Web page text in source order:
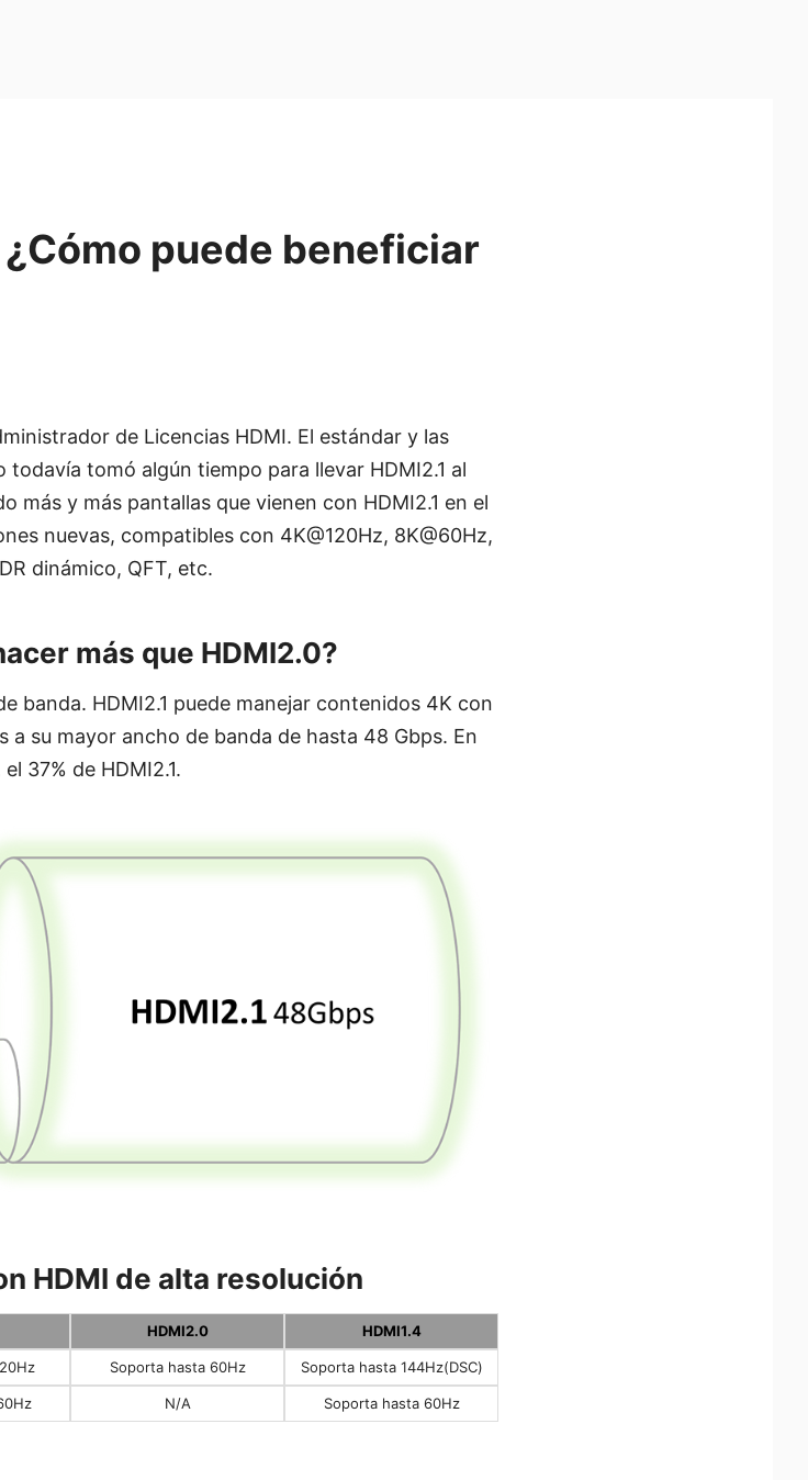
¿Cómo puede beneficiar
de Licencias HDMI. El estándar y las
tomó algún tiempo para llevar HDMI2.1 al
más y más pantallas que vienen con HDMI2.1 en el
nuevas, compatibles con 4K@120Hz, 8K@60Hz,
dinámico, QFT, etc.
más que HDMI2.0?
banda. HDMI2.1 puede manejar contenidos 4K con
su mayor ancho de banda de hasta 48 Gbps. En
37% de HDMI2.1.
HDMI de alta resolución
HDMI2.0 HDMI1.4
Soporta hasta 60Hz Soporta hasta 144Hz(DSC)
N/A Soporta hasta 60Hz